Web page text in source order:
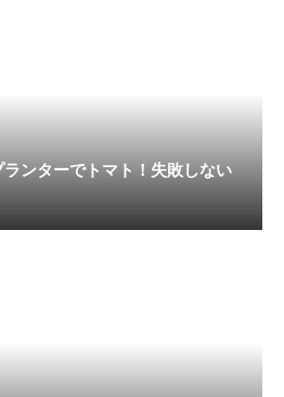
ンターでトマト！失敗しない